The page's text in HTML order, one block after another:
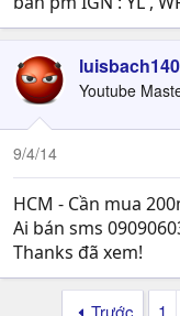
Youtube
9/4/14
HCM - Cần mua
Ai bán sms
Thanks đã xem!
Trước 1